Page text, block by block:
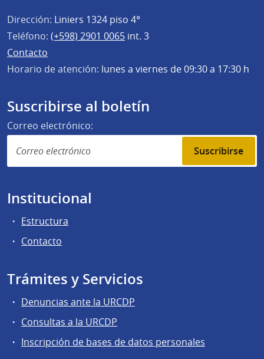
Dirección: Liniers 1324 piso 4°
Teléfono: (+598) 2901 0065 int. 3
Contacto
Horario de atención: lunes a viernes de 09:30 a 17:30 h
Suscribirse al boletín
Correo electrónico:
Suscribirse
Institucional
Estructura
Contacto
Trámites y Servicios
Denuncias ante la URCDP
Consultas a la URCDP
Inscripción de bases de datos personales